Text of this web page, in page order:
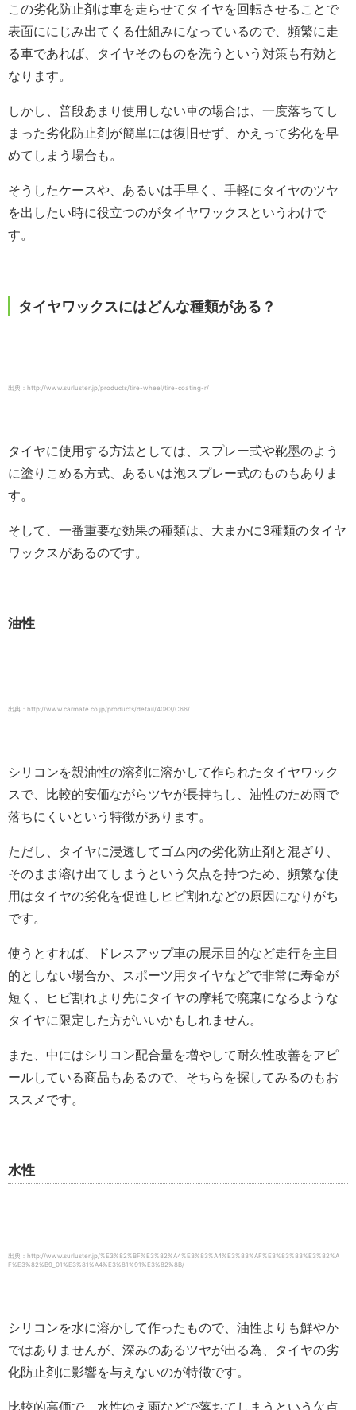
この劣化防止剤は車を走らせてタイヤを回転させることで
表面ににじみ出てくる仕組みになっているので、頻繁に走
る車であれば、タイヤそのものを洗うという対策も有効と
なります。
しかし、普段あまり使用しない車の場合は、一度落ちてし
まった劣化防止剤が簡単には復旧せず、かえって劣化を早
めてしまう場合も。
そうしたケースや、あるいは手早く、手軽にタイヤのツヤ
を出したい時に役立つのがタイヤワックスというわけで
す。
タイヤワックスにはどんな種類がある？
出典：http://www.surluster.jp/products/tire-wheel/tire-coating-r/
タイヤに使用する方法としては、スプレー式や靴墨のよう
に塗りこめる方式、あるいは泡スプレー式のものもありま
す。
そして、一番重要な効果の種類は、大まかに3種類のタイヤ
ワックスがあるのです。
油性
出典：http://www.carmate.co.jp/products/detail/4083/C66/
シリコンを親油性の溶剤に溶かして作られたタイヤワック
スで、比較的安価ながらツヤが長持ちし、油性のため雨で
落ちにくいという特徴があります。
ただし、タイヤに浸透してゴム内の劣化防止剤と混ざり、
そのまま溶け出てしまうという欠点を持つため、頻繁な使
用はタイヤの劣化を促進しヒビ割れなどの原因になりがち
です。
使うとすれば、ドレスアップ車の展示目的など走行を主目
的としない場合か、スポーツ用タイヤなどで非常に寿命が
短く、ヒビ割れより先にタイヤの摩耗で廃棄になるような
タイヤに限定した方がいいかもしれません。
また、中にはシリコン配合量を増やして耐久性改善をアピ
ールしている商品もあるので、そちらを探してみるのもお
ススメです。
水性
出典：http://www.surluster.jp/%E3%82%BF%E3%82%A4%E3%83%A4%E3%83%AF%E3%83%83%E3%82%A
F%E3%82%B9_01%E3%81%A4%E3%81%91%E3%82%8B/
シリコンを水に溶かして作ったもので、油性よりも鮮やか
ではありませんが、深みのあるツヤが出る為、タイヤの劣
化防止剤に影響を与えないのが特徴です。